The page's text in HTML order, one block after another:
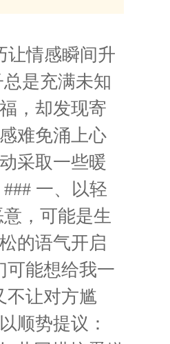
让情感瞬间升
是充满未知
，却发现寄
难免涌上心
采取一些暖
一、以轻
，可能是生
的语气开启
可能想给我一
不让对方尴
顺势提议：